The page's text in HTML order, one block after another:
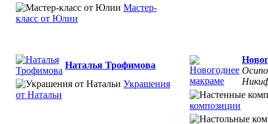
Мастер-
класс от Юлии
Наталья Трофимова
Украшения
от Натальи
композиции